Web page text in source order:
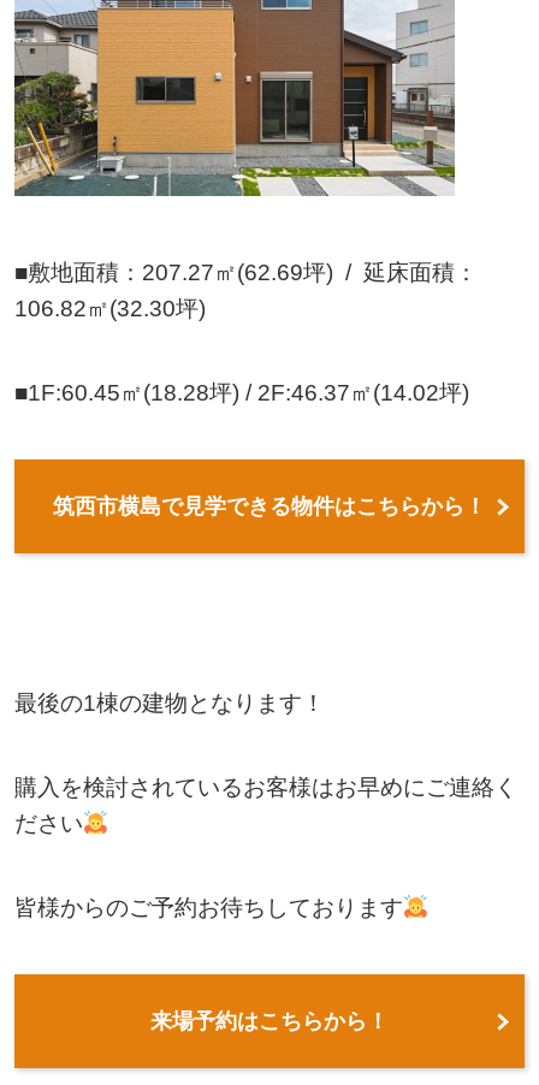
■敷地面積：207.27㎡(62.69坪) / 延床面積：
106.82㎡(32.30坪)
■1F:60.45㎡(18.28坪) / 2F:46.37㎡(14.02坪)
筑西市横島で見学できる物件はこちらから！
最後の1棟の建物となります！
購入を検討されているお客様はお早めにご連絡く
ださい
皆様からのご予約お待ちしております
来場予約はこちらから！